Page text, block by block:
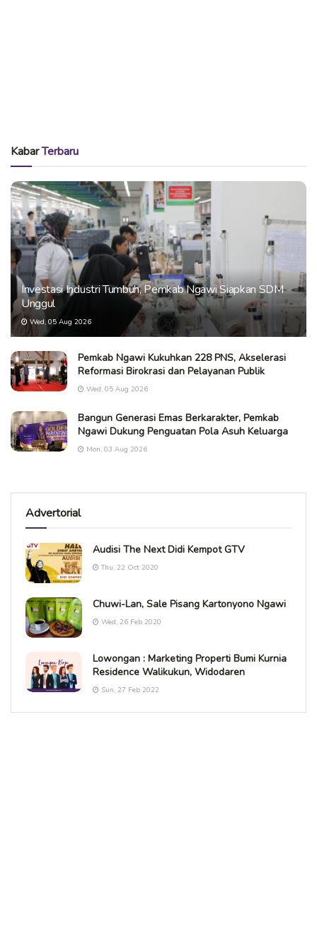
KabarTerbaru
Investasi Industri Tumbuh, Pemkab Ngawi Siapkan SDM
Unggul
Wed, 05 Aug 2026
Pemkab Ngawi Kukuhkan 228 PNS, Akselerasi
Reformasi Birokrasi dan Pelayanan Publik
Wed, 05 Aug 2026
Bangun Generasi Emas Berkarakter, Pemkab
Ngawi Dukung Penguatan Pola Asuh Keluarga
Mon, 03 Aug 2026
Advertorial
Audisi The Next Didi Kempot GTV
Thu, 22 Oct 2020
Chuwi-Lan, Sale Pisang Kartonyono Ngawi
Wed, 26 Feb 2020
Lowongan : Marketing Properti Bumi Kurnia
Residence Walikukun, Widodaren
Sun, 27 Feb 2022